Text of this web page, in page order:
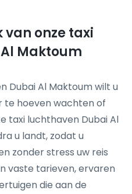
onze taxi
Maktoum
Dubai Al Maktoum wilt u
te hoeven wachten of
taxi luchthaven Dubai Al
u landt, zodat u
zonder stress uw reis
vaste tarieven, ervaren
die aan de